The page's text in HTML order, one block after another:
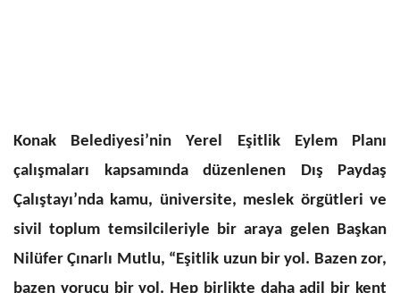
Konak Belediyesi’nin Yerel Eşitlik Eylem Planı
çalışmaları kapsamında düzenlenen Dış Paydaş
Çalıştayı’nda kamu, üniversite, meslek örgütleri ve
sivil toplum temsilcileriyle bir araya gelen Başkan
Nilüfer Çınarlı Mutlu, “Eşitlik uzun bir yol. Bazen zor,
bazen yorucu bir yol. Hep birlikte daha adil bir kent